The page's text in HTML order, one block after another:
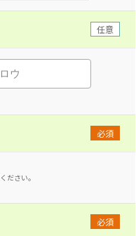
任意
必須
ださい。
必須